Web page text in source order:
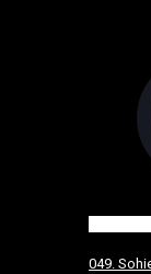
049.